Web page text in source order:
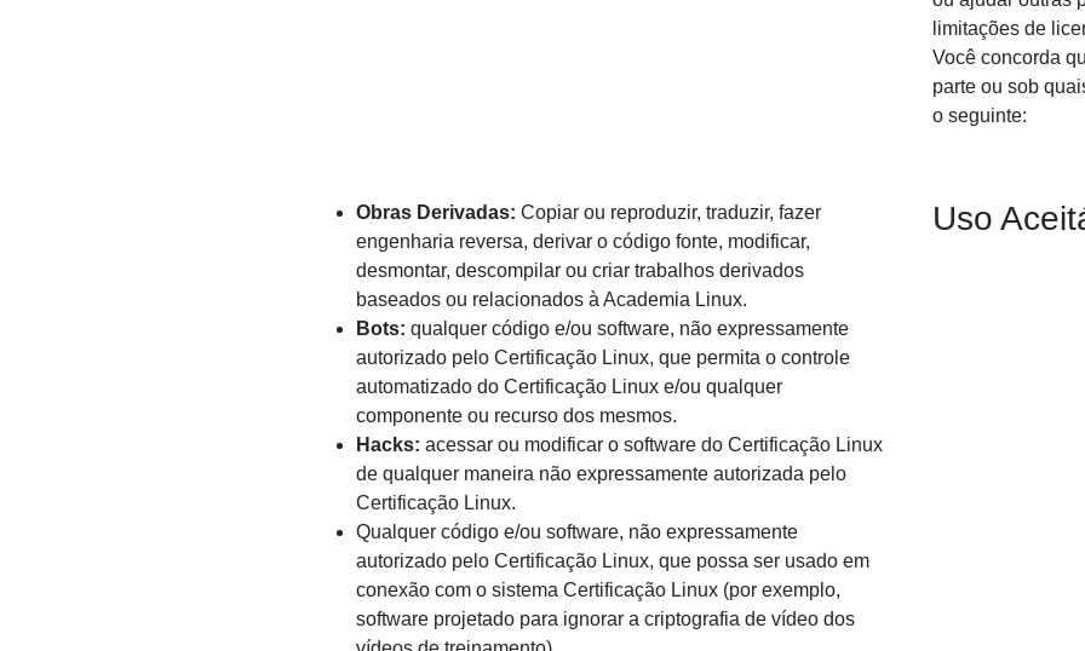
limitações de
Você concorda
parte ou sob
o seguinte:
Obras Derivadas: Copiar ou reproduzir, traduzir, fazer
engenharia reversa, derivar o código fonte, modificar,
desmontar, descompilar ou criar trabalhos derivados
baseados ou relacionados à Academia Linux.
Bots: qualquer código e/ou software, não expressamente
autorizado pelo Certificação Linux, que permita o controle
automatizado do Certificação Linux e/ou qualquer
componente ou recurso dos mesmos.
Hacks: acessar ou modificar o software do Certificação Linux
de qualquer maneira não expressamente autorizada pelo
Certificação Linux.
Qualquer código e/ou software, não expressamente
autorizado pelo Certificação Linux, que possa ser usado em
conexão com o sistema Certificação Linux (por exemplo,
software projetado para ignorar a criptografia de vídeo dos
Uso